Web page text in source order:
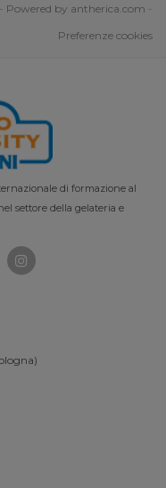
Powered by antherica.com -
Preferenze cookies
di formazione al
settore della gelateria e